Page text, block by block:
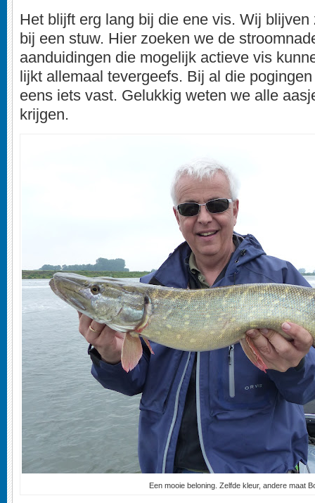
Het blijft erg lang bij die ene vis. Wij blijven
bij een stuw. Hier zoeken we de
aanduidingen die mogelijk actieve vis
lijkt allemaal tevergeefs. Bij al die
eens iets vast. Gelukkig weten we alle
krijgen.
Een mooie beloning. Zelfde kleur, andere maat